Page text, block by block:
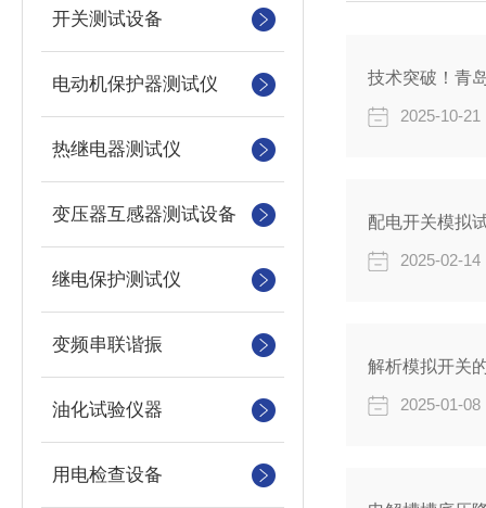
开关测试设备
电动机保护器测试仪
热继电器测试仪
变压器互感器测试设备
继电保护测试仪
变频串联谐振
油化试验仪器
用电检查设备
技术突破！青
2025-10-21
配电开关模拟
2025-02-14
解析模拟开关
2025-01-08